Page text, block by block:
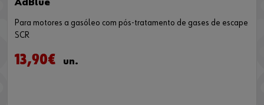
AdBlue
Para motores a gasóleo com pós-tratamento de gases de escape
SCR
13,90€ un.